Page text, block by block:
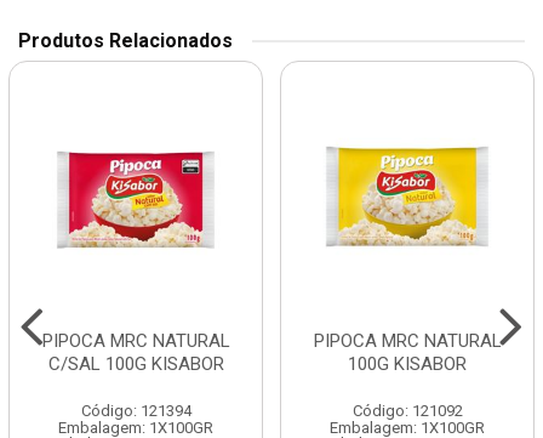
Produtos Relacionados
PIPOCA MRC NATURAL
C/SAL 100G KISABOR
Código: 121394
Embalagem: 1X100GR
PIPOCA MRC NATURAL
100G KISABOR
Código: 121092
Embalagem: 1X100GR